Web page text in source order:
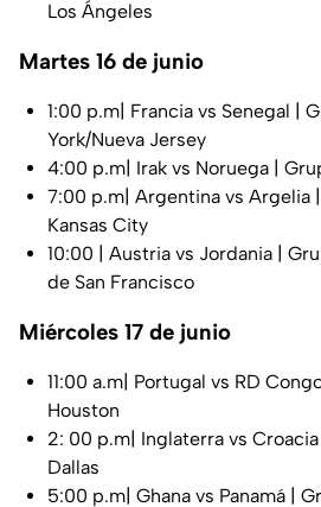
Los Ángeles
Martes 16 de junio
1:00 p.m| Francia vs Senegal |
York/Nueva Jersey
4:00 p.m| Irak vs Noruega |
7:00 p.m| Argentina vs Argelia
Kansas City
10:00 | Austria vs Jordania |
de San Francisco
Miércoles 17 de junio
11:00 a.m| Portugal vs RD
Houston
2: 00 p.m| Inglaterra vs
Dallas
5:00 p.m| Ghana vs Panamá |